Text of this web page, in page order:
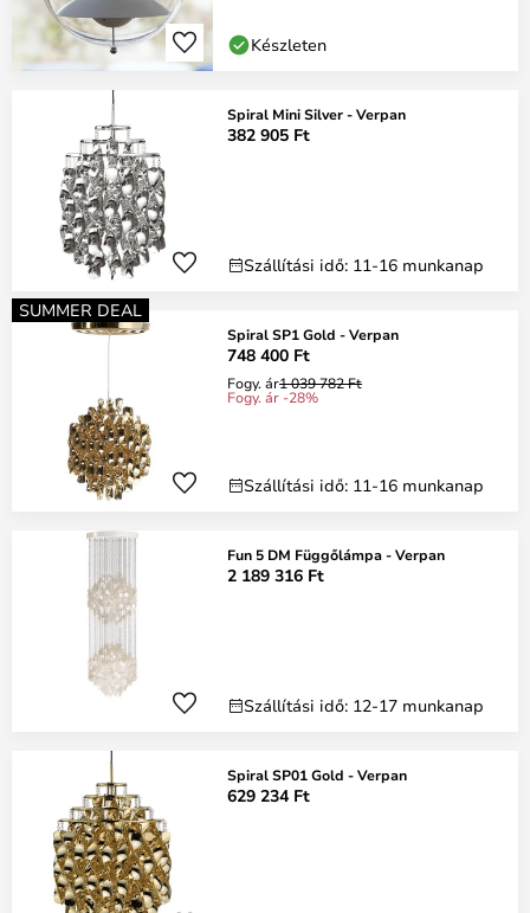
Készleten
Spiral Mini Silver - Verpan
382 905 Ft
Szállítási idő: 11-16 munkanap
SUMMER DEAL
Spiral SP1 Gold - Verpan
748 400 Ft
Fogy. ár1 039 782 Ft
Fogy. ár -28%
Szállítási idő: 11-16 munkanap
Fun 5 DM Függőlámpa - Verpan
2 189 316 Ft
Szállítási idő: 12-17 munkanap
Spiral SP01 Gold - Verpan
629 234 Ft